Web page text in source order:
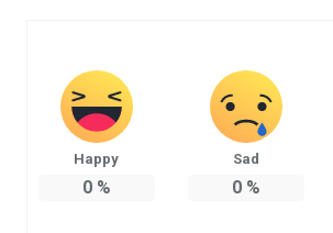
Happy
0%
Sad
0%